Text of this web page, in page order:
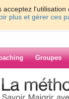
plus et gérer ces
Groupes
> lilasblanc2610
> un